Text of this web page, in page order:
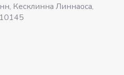
Кесклинна Линнаоса,